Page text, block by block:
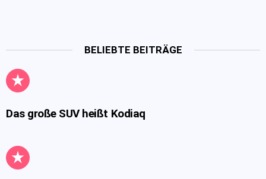
BELIEBTE BEITRÄGE
Das große SUV heißt Kodiaq